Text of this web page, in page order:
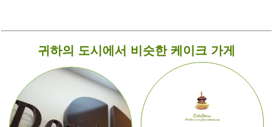
귀하의 도시에서 비슷한 케이크 가게